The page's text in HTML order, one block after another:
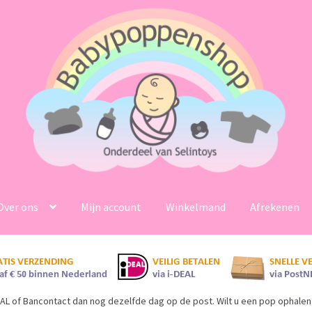
ons Mijn account Winkelmand Afrekenen
of Bancontact dan nog dezelfde dag op de post. Wilt u een pop